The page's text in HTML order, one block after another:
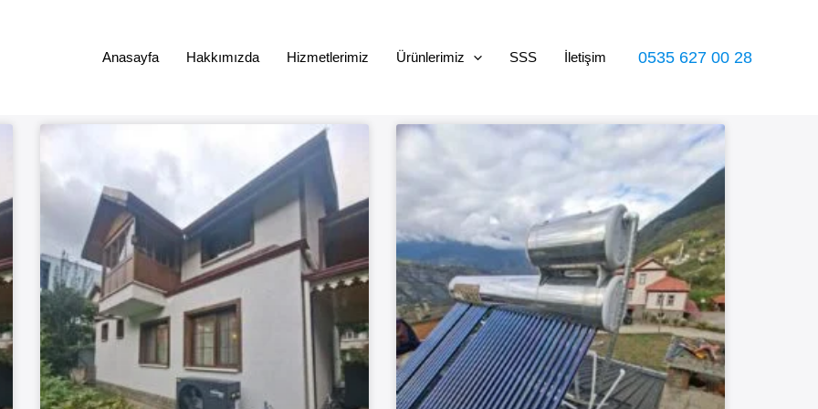
Anasayfa
Hakkımızda Hizmetlerimiz Ürünlerimiz SSS İletişim 0535 627 00 28